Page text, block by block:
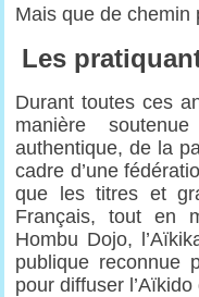
Mais que de
Les
Durant toutes ces
manière
authentique, de la
cadre d’une
que les titres et
Français, tout en
Hombu Dojo,
publique reconnue
pour diffuser